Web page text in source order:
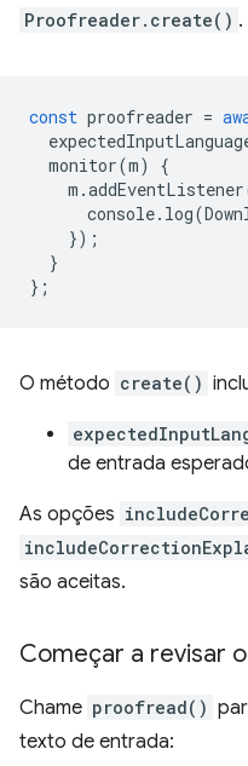
Proofreader.create() .
const proofreader =
monitor(m)
{
m .addEventListener
console. log(
});
}
};
O método create()
de entrada
As opções
são aceitas.
Começar a revisar
Chame proofread()
texto de entrada: